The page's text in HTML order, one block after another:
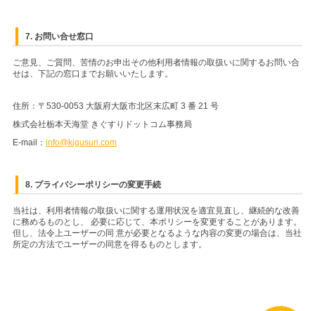
7. お問い合せ窓口
ご意見、ご質問、苦情のお申出その他利用者情報の取扱いに関するお問い合
せは、下記の窓口までお願いいたします。
住所：〒530-0053 大阪府大阪市北区末広町 3 番 21 号
株式会社栃本天海堂 きぐすりドットコム事務局
E-mail： info@kigusuri.com
8. プライバシーポリシーの変更手続
当社は、利用者情報の取扱いに関する運用状況を適宜見直し、継続的な改善
に務めるものとし、 必要に応じて、本ポリシーを変更することがあります。
但し、法令上ユーザーの同 意が必要となるような内容の変更の場合は、当社
所定の方法でユーザーの同意を得るものとします。